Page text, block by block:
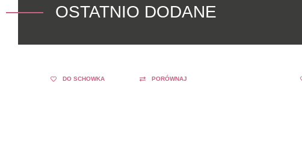
OSTATNIO DODANE
DO SCHOWKA PORÓWNAJ